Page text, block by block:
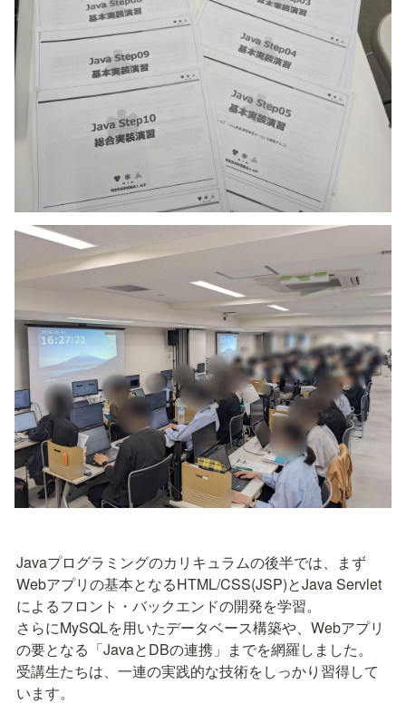
Javaプログラミングのカリキュラムの後半では、まず
Webアプリの基本となるHTML/CSS(JSP)とJava Servlet
によるフロント・バックエンドの開発を学習。
さらにMySQLを用いたデータベース構築や、Webアプリ
の要となる「JavaとDBの連携」までを網羅しました。
受講生たちは、一連の実践的な技術をしっかり習得して
います。